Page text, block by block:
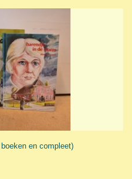
en compleet)